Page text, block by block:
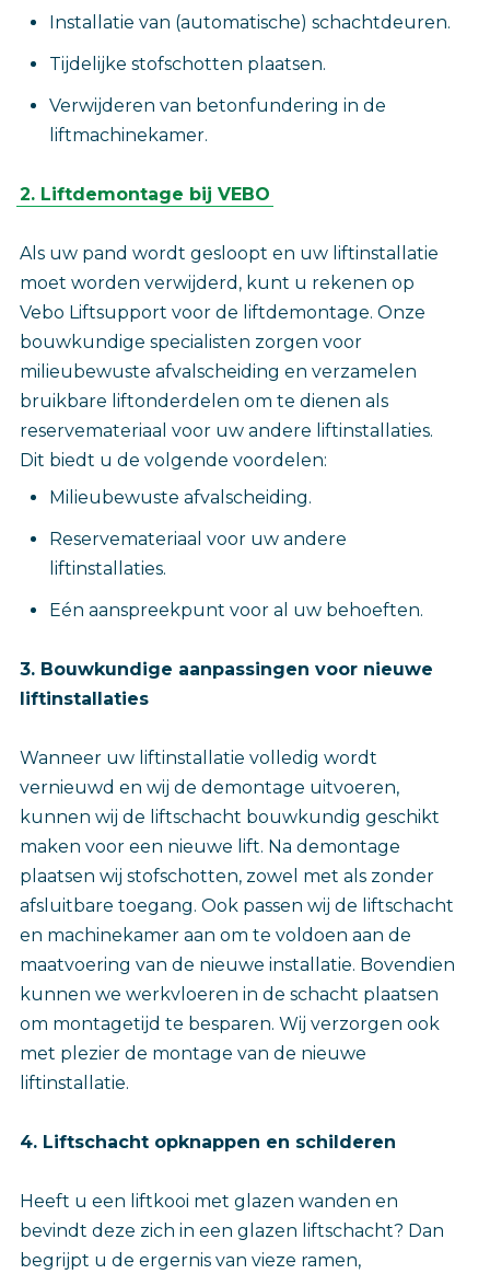
Installatie van (automatische) schachtdeuren.
Tijdelijke stofschotten plaatsen.
Verwijderen van betonfundering in de
liftmachinekamer.
2. Liftdemontage bij VEBO
Als uw pand wordt gesloopt en uw liftinstallatie
moet worden verwijderd, kunt u rekenen op
Vebo Liftsupport voor de liftdemontage. Onze
bouwkundige specialisten zorgen voor
milieubewuste afvalscheiding en verzamelen
bruikbare liftonderdelen om te dienen als
reservemateriaal voor uw andere liftinstallaties.
Dit biedt u de volgende voordelen:
Milieubewuste afvalscheiding.
Reservemateriaal voor uw andere
liftinstallaties.
Eén aanspreekpunt voor al uw behoeften.
3. Bouwkundige aanpassingen voor nieuwe
liftinstallaties
Wanneer uw liftinstallatie volledig wordt
vernieuwd en wij de demontage uitvoeren,
kunnen wij de liftschacht bouwkundig geschikt
maken voor een nieuwe lift. Na demontage
plaatsen wij stofschotten, zowel met als zonder
afsluitbare toegang. Ook passen wij de liftschacht
en machinekamer aan om te voldoen aan de
maatvoering van de nieuwe installatie. Bovendien
kunnen we werkvloeren in de schacht plaatsen
om montagetijd te besparen. Wij verzorgen ook
met plezier de montage van de nieuwe
liftinstallatie.
4. Liftschacht opknappen en schilderen
Heeft u een liftkooi met glazen wanden en
bevindt deze zich in een glazen liftschacht? Dan
begrijpt u de ergernis van vieze ramen,